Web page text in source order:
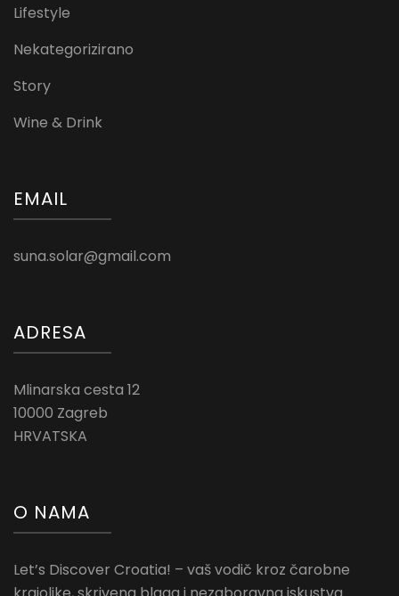
Lifestyle
Nekategorizirano
Story
Wine & Drink
EMAIL
suna.solar@gmail.com
ADRESA
Mlinarska cesta 12
10000 Zagreb
HRVATSKA
O NAMA
Let’s Discover Croatia! – vaš vodič kroz čarobne